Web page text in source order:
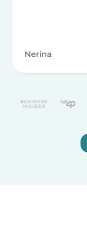
Nerina